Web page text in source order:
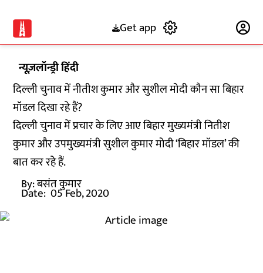
Get app
न्यूज़लॉन्ड्री हिंदी
दिल्ली चुनाव में नीतीश कुमार और सुशील मोदी कौन सा बिहार
मॉडल दिखा रहे हैं?
दिल्ली चुनाव में प्रचार के लिए आए बिहार मुख्यमंत्री नितीश
कुमार और उपमुख्यमंत्री सुशील कुमार मोदी ‘बिहार मॉडल’ की
बात कर रहे हैं.
By:बसंत कुमार
Date: 05 Feb, 2020